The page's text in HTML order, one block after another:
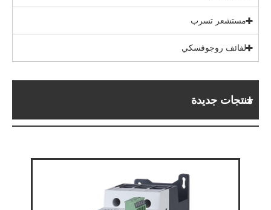
مستشعر تسرب
لفائف روجوفسكي
منتجات جديدة